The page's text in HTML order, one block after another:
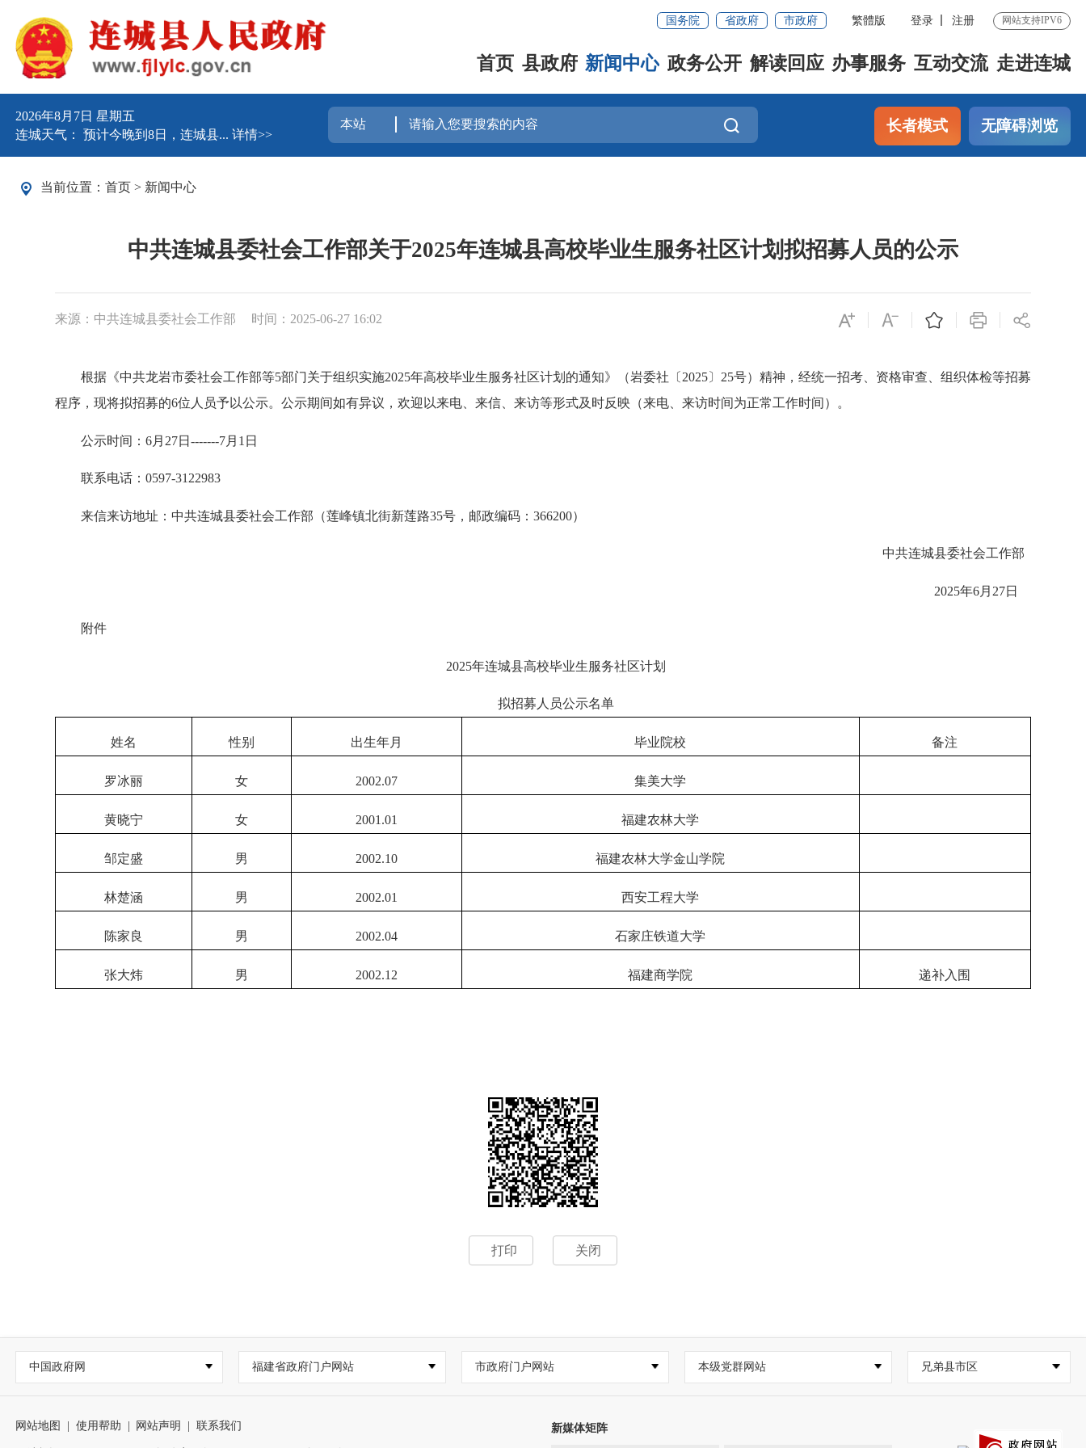
国务院 省政府 市政府 繁體版 登录 注册 网站支持IPV6
首页 县政府 新闻中心 政务公开 解读回应 办事服务 互动交流 走进连城
2026年8月7日 星期五
连城天气： 预计今晚到8日，连城县...详情>>
长者模式 无障碍浏览
当前位置： 首页 > 新闻中心
中共连城县委社会工作部关于2025年连城县高校毕业生服务社区计划拟招募人员的公示
来源：中共连城县委社会工作部 时间：2025-06-27 16:02
根据《中共龙岩市委社会工作部等5部门关于组织实施2025年高校毕业生服务社区计划的通知》（岩委社〔2025〕25号）精神，经统一招考、资格审查、组织体检等招募
程序，现将拟招募的6位人员予以公示。公示期间如有异议，欢迎以来电、来信、来访等形式及时反映（来电、来访时间为正常工作时间）。
公示时间：6月27日-------7月1日
联系电话：0597-3122983
来信来访地址：中共连城县委社会工作部（莲峰镇北街新莲路35号，邮政编码：366200）
中共连城县委社会工作部
2025年6月27日
附件
2025年连城县高校毕业生服务社区计划
拟招募人员公示名单
姓名 性别 出生年月 毕业院校 备注
罗冰丽 女 2002.07 集美大学
黄晓宁 女 2001.01 福建农林大学
邹定盛 男 2002.10 福建农林大学金山学院
林楚涵 男 2002.01 西安工程大学
陈家良 男 2002.04 石家庄铁道大学
张大炜 男 2002.12 福建商学院 递补入围
打印 关闭
中国政府网 福建省政府门户网站 市政府门户网站 本级党群网站 兄弟县市区
网站地图 | 使用帮助 | 网站声明 | 联系我们 新媒体矩阵